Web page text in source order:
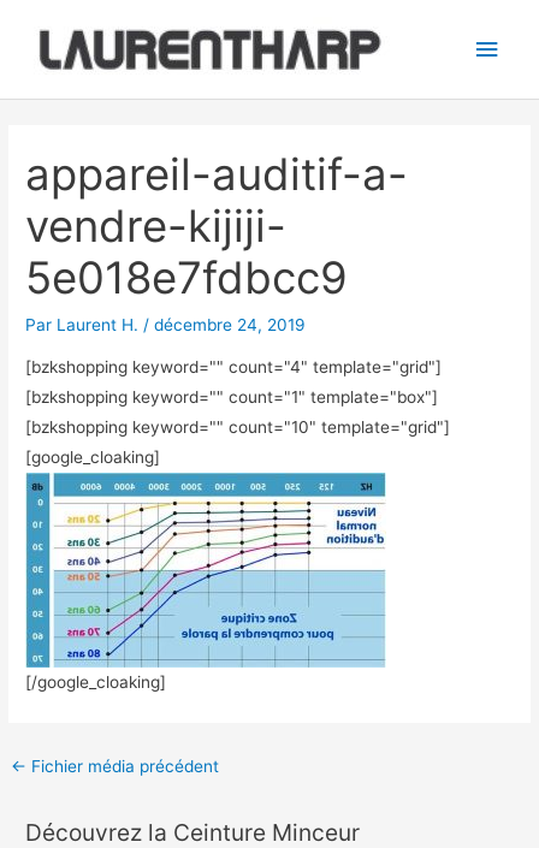
contenu
appareil-auditif-a-
vendre-kijiji-
5e018e7fdbcc9
Par Laurent H. /décembre 24, 2019
[bzkshopping keyword="" count="4" template="grid"]
[bzkshopping keyword="" count="1" template="box"]
[bzkshopping keyword="" count="10" template="grid"]
[google_cloaking]
[/google_cloaking]
articles
← Fichier média précédent
Découvrez la Ceinture Minceur